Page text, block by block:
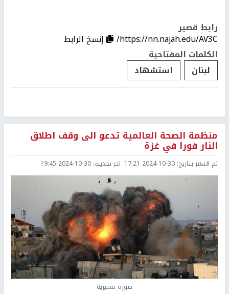
رابط قصير
https://nn.najah.edu/AV3C/
إنسخ الرابط
الكلمات المفتاحية
لبنان
استشهاد
منظمة الصحة العالمية تدعو الى وقف اطلاق
النار فورا في غزة
تم النشر بتاريخ: 2024-10-30 17:21 اخر تحديث: 2024-10-30 19:45
صورة تعبيرية